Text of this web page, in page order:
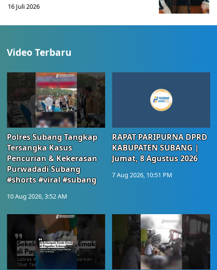
16 Juli 2026
Video Terbaru
Polres Subang Tangkap
Tersangka Kasus
Pencurian & Kekerasan
Purwadadi Subang
#shorts #viral #subang
10 Aug 2026, 3:52 AM
RAPAT PARIPURNA DPRD
KABUPATEN SUBANG |
Jumat, 8 Agustus 2026
7 Aug 2026, 10:51 PM